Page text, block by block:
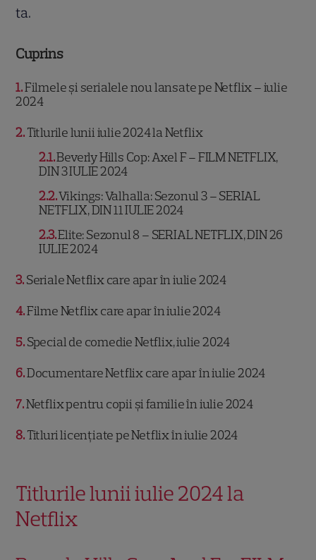
ta.
Cuprins
1 Filmele și serialele nou lansate pe Netflix – iulie
2024
2 Titlurile lunii iulie 2024 la Netflix
2.1Beverly Hills Cop: Axel F – FILM NETFLIX,
DIN 3 IULIE 2024
2.2Vikings: Valhalla: Sezonul 3 – SERIAL
NETFLIX, DIN 11 IULIE 2024
2.3Elite: Sezonul 8 – SERIAL NETFLIX, DIN 26
IULIE 2024
3 Seriale Netflix care apar în iulie 2024
4 Filme Netflix care apar în iulie 2024
5 Special de comedie Netflix, iulie 2024
6 Documentare Netflix care apar în iulie 2024
7 Netflix pentru copii și familie în iulie 2024
8 Titluri licențiate pe Netflix în iulie 2024
Titlurile lunii iulie 2024 la
Netflix